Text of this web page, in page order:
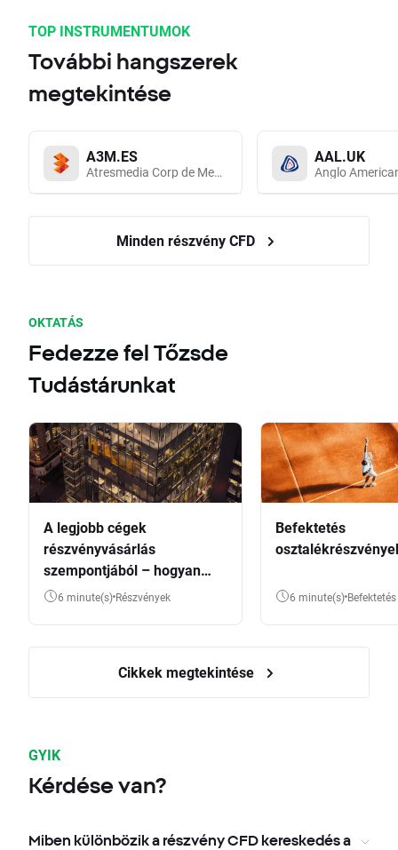
TOP INSTRUMENTUMOK
További hangszerek
megtekintése
A3M.ES
Atresmedia Corp de Medios de Comunicacion SA
AAL.UK
Anglo
Minden részvény CFD
OKTATÁS
Fedezze fel Tőzsde
Tudástárunkat
A legjobb cégek
részvényvásárlás
szempontjából – hogyan
válasszunk?
6 minute(s) Részvények
Befektetés
6 minute(s) Befektetés
Cikkek megtekintése
GYIK
Kérdése van?
Miben különbözik a részvény CFD kereskedés a